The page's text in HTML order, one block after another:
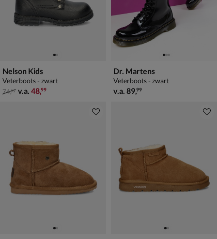
Nelson Kids
Veterboots - zwart
van € 74,99 vanaf € 48,99
74,99 v.a. 48,99
Dr. Martens
Veterboots - zwart
vanaf € 89,99
v.a. 89,99